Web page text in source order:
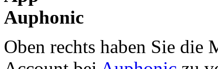
Oben rechts haben Sie